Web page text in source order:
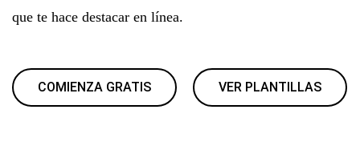
que te hace destacar en línea.
COMIENZA GRATIS VER PLANTILLAS